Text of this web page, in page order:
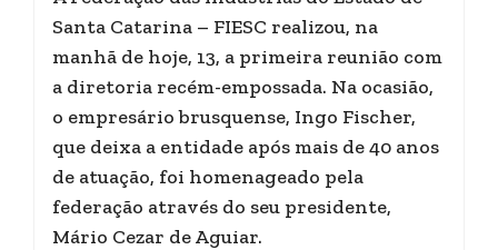
Santa Catarina – FIESC realizou, na
manhã de hoje, 13, a primeira reunião com
a diretoria recém-empossada. Na ocasião,
o empresário brusquense, Ingo Fischer,
que deixa a entidade após mais de 40 anos
de atuação, foi homenageado pela
federação através do seu presidente,
Mário Cezar de Aguiar.